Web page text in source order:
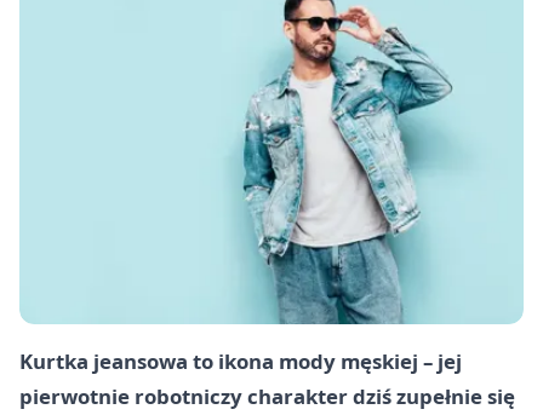
Kurtka jeansowa to ikona mody męskiej – jej
pierwotnie robotniczy charakter dziś zupełnie się